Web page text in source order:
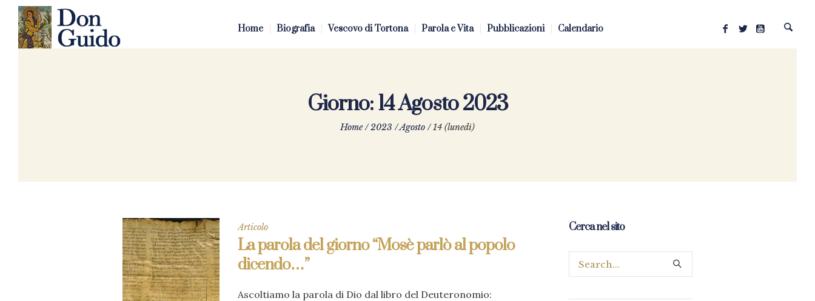
Home Biografia Vescovo di Tortona Parola e Vita Pubblicazioni Calendario
Giorno:14 Agosto 2023
Home /2023 /Agosto /14 (lunedì)
Articolo
La parola del giorno “Mosè parlò al popolo
dicendo…”
Ascoltiamo la parola di Dio dal libro del Deuteronomio:
Cerca nel sito